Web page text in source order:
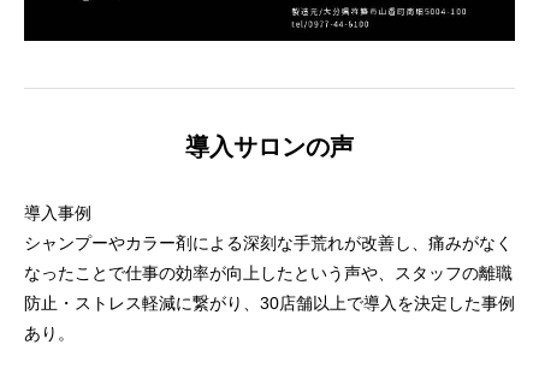
導入サロンの声
導入事例
シャンプーやカラー剤による深刻な手荒れが改善し、痛みがなく
なったことで仕事の効率が向上したという声や、スタッフの離職
防止・ストレス軽減に繋がり、30店舗以上で導入を決定した事例
あり。